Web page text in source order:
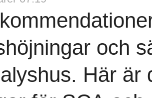
och
Här är